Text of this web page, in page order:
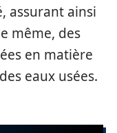
assurant ainsi
même, des
en matière
eaux usées.